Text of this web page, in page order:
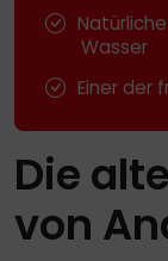
Wasser
Einer der
Die
von